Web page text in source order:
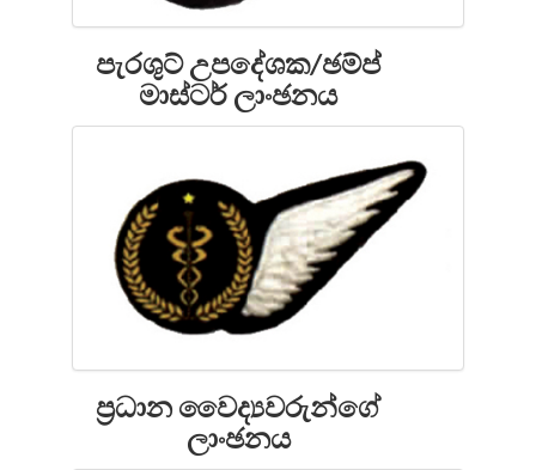
පැරශුට් උපදේශක/ඡම්ප්
මාස්ටර් ලාංඡනය
ප්‍රධාන වෛද්‍යවරුන්ගේ
ලාංඡනය